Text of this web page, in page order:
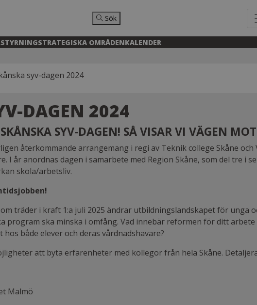
Sök
STYRNINGSTRATEGISKA OMRÅDENKALENDER
syv-dagen 2024
DAGEN 2024
SYV-DAGEN! SÅ VISAR VI VÄGEN
återkommande arrangemang i regi av Teknik college Skåne
I år anordnas dagen i samarbete med Region Skåne, som del tre
skola/arbetsliv.
!
träder i kraft 1:a juli 2025 ändrar utbildningslandskapet för unga
program ska minska i omfång. Vad innebär reformen för ditt
både elever och deras vårdnadshavare?
att byta erfarenheter med kollegor från hela Skåne.
Malmö